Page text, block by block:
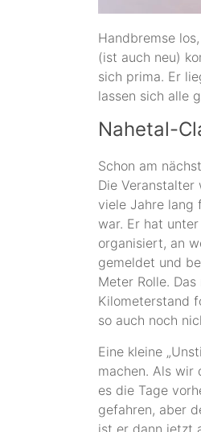
Handbremse
(ist auch neu)
sich prima. Er
lassen sich alle
Nahetal-
Schon am
Die
viele Jahre lang
war. Er hat unter
organisiert, an
gemeldet und
Meter Rolle.
Kilometerstand
so auch noch
Eine kleine
machen. Als wir
es die Tage
gefahren, aber
ist er dann jetzt